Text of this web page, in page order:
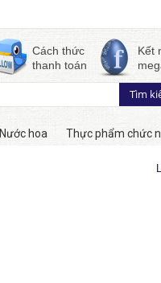
Cách thức
thanh toán
Kết
Nước hoa Thực phẩm chức